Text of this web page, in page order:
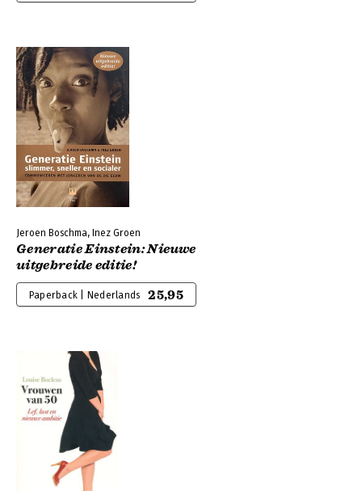
Jeroen Boschma, Inez Groen
Generatie Einstein: Nieuwe
uitgebreide editie!
Paperback | Nederlands 25,95